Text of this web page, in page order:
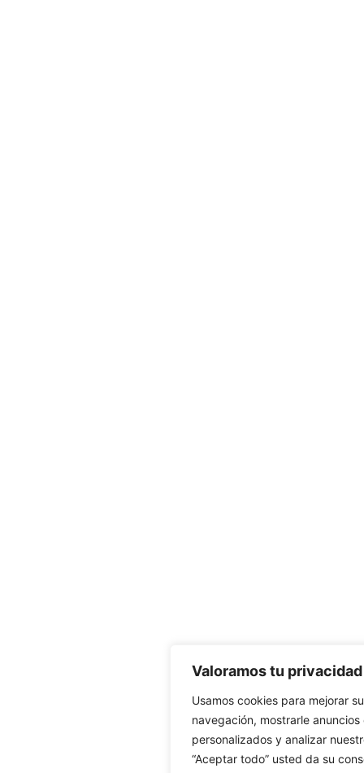
Valoramos tu privacidad
Usamos cookies para mejorar
navegación, mostrarle
personalizados y analizar
“Aceptar todo” usted da su